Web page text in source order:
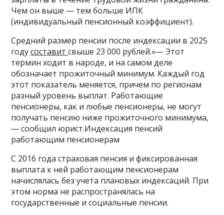
Чем он выше — тем больше ИПК
(индивидуальный пенсионный коэффициент).
Средний размер пенсии после индексации в 2025
годусоставитсвыше 23 000 рублей.«— Этот
термин ходит в народе, и на самом деле
обозначает прожиточный минимум. Каждый год
этот показатель меняется, причем по регионам
разный уровень выплат. Работающие
пенсионеры, как и любые пенсионеры, не могут
получать пенсию ниже прожиточного минимума,
— сообщил юрист.Индексация пенсий
работающим пенсионерам
С 2016 года страховая пенсия и фиксированная
выплата к ней работающим пенсионерам
начислялась без учета плановых индексаций. При
этом норма не распространялась на
государственные и социальные пенсии.